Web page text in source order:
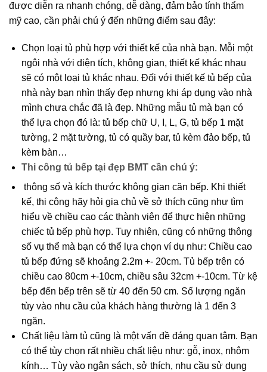
được diễn ra nhanh chóng, dễ dàng, đảm bảo tính thẩm
mỹ cao, cần phải chú ý đến những điểm sau đây:
Chọn loại tủ phù hợp với thiết kế của nhà bạn. Mỗi một
ngôi nhà với diện tích, không gian, thiết kế khác nhau
sẽ có một loại tủ khác nhau. Đối với thiết kế tủ bếp của
nhà này bạn nhìn thấy đẹp nhưng khi áp dụng vào nhà
mình chưa chắc đã là đẹp. Những mẫu tủ mà bạn có
thể lựa chọn đó là: tủ bếp chữ U, I, L, G, tủ bếp 1 mặt
tường, 2 mặt tường, tủ có quầy bar, tủ kèm đảo bếp, tủ
kèm bàn…
Thi công tủ bếp tại đẹp BMT cần chú ý:
thông số và kích thước không gian căn bếp. Khi thiết
kế, thi công hãy hỏi gia chủ về sở thích cũng như tìm
hiểu về chiều cao các thành viên để thực hiện những
chiếc tủ bếp phù hợp. Tuy nhiên, cũng có những thông
số vụ thể mà bạn có thể lựa chọn ví dụ như: Chiều cao
tủ bếp đứng sẽ khoảng 2.2m +- 20cm. Tủ bếp trên có
chiều cao 80cm +-10cm, chiều sâu 32cm +-10cm. Từ kệ
bếp đến bếp trên sẽ từ 40 đến 50 cm. Số lượng ngăn
tùy vào nhu cầu của khách hàng thường là 1 đến 3
ngăn.
Chất liệu làm tủ cũng là một vấn đề đáng quan tâm. Bạn
có thể tùy chọn rất nhiều chất liệu như: gỗ, inox, nhôm
kính… Tùy vào ngân sách, sở thích, nhu cầu sử dụng